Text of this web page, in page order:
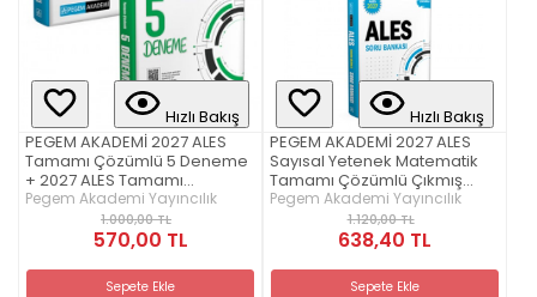
Hızlı Bakış
PEGEM AKADEMİ 2027 ALES
Tamamı Çözümlü 5 Deneme
+ 2027 ALES Tamamı
Çözümlü Soru Bankası Seti
Pegem Akademi Yayıncılık
1.000,00 TL
570,00 TL
Sepete Ekle
Hızlı Bakış
PEGEM AKADEMİ 2027 ALES
Sayısal Yetenek Matematik
Tamamı Çözümlü Çıkmış
Sorular + 2027 ALES Sözel
Yetenek Türkçe Tamamı
Çözümlü Çıkmış Sorular +
2027 ALES Tamamı Çözümlü
Soru Bankası Seti (3.Kitap)
Pegem Akademi Yayıncılık
1.120,00 TL
638,40 TL
Sepete Ekle